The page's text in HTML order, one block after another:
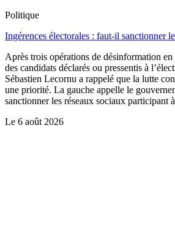
Politique
Ingérences électorales : faut-il sanctionner
Après trois opérations de désinformation
des candidats déclarés ou pressentis à
Sébastien Lecornu a rappelé que la lutte
une priorité. La gauche appelle le
sanctionner les réseaux sociaux participant
Le 6 août 2026